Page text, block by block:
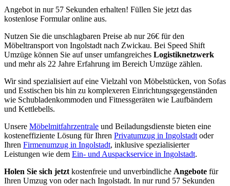
Angebot in nur 57 Sekunden erhalten! Füllen Sie jetzt das
kostenlose Formular online aus.
Nutzen Sie die unschlagbaren Preise ab nur 26€ für den
Möbeltransport von Ingolstadt nach Zwickau. Bei Speed Shift
Umzüge können Sie auf unser umfangreiches Logistiknetzwerk
und mehr als 22 Jahre Erfahrung im Bereich Umzüge zählen.
Wir sind spezialisiert auf eine Vielzahl von Möbelstücken, von Sofas
und Esstischen bis hin zu komplexeren Einrichtungsgegenständen
wie Schubladenkommoden und Fitnessgeräten wie Laufbändern
und Kettlebells.
Unsere Möbelmitfahrzentrale und Beiladungsdienste bieten eine
kosteneffiziente Lösung für Ihren Privatumzug in Ingolstadt oder
Ihren Firmenumzug in Ingolstadt, inklusive spezialisierter
Leistungen wie dem Ein- und Auspackservice in Ingolstadt.
Holen Sie sich jetzt kostenfreie und unverbindliche Angebote für
Ihren Umzug von oder nach Ingolstadt. In nur rund 57 Sekunden